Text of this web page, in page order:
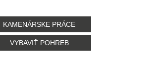
KAMENÁRSKE PRÁCE
VYBAVIŤ POHREB